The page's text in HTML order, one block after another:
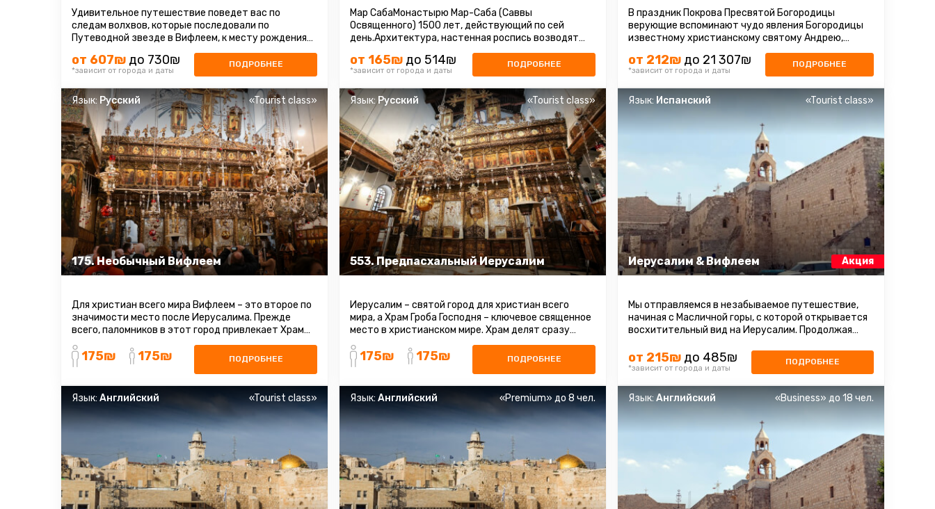
Удивительное путешествие поведет вас по
следам волхвов, которые последовали по
Путеводной звезде в Вифлеем, к месту рождения
Иисуса. Над пещерой, где он пришел на свет ...
от 607₪ до 730₪
*зависит от города и даты
ПОДРОБНЕЕ
Мар СабаМонастырю Мар-Саба (Саввы
Освященного) 1500 лет, действующий по сей
день.Архитектура, настенная роспись возводят
монастырь к редкому произведению
искусства.Сейчас ...
от 165₪ до 514₪
*зависит от города и даты
ПОДРОБНЕЕ
В праздник Покрова Пресвятой Богородицы
верующие вспоминают чудо явления Богородицы
известному христианскому святому Андрею,
Христа ради Юродивому, и его ученику ...
от 212₪ до 21 307₪
*зависит от города и даты
ПОДРОБНЕЕ
175. Необычный Вифлеем
Язык: Русский «Tourist class»
Для христиан всего мира Вифлеем – это второе по
значимости место после Иерусалима. Прежде
всего, паломников в этот город привлекает Храм
Рождества Христова, врата ...
175₪ 175₪ ПОДРОБНЕЕ
553. Предпасхальный Иерусалим
Язык:Русский «Tourist class»
Иерусалим – святой город для христиан всего
мира, а Храм Гроба Господня – ключевое священное
место в христианском мире. Храм делят сразу
шесть течений внутри христианства ...
175₪ 175₪ ПОДРОБНЕЕ
Иерусалим & Вифлеем Акция
Язык: Испанский «Tourist class»
Мы отправляемся в незабываемое путешествие,
начиная с Масличной горы, с которой открывается
восхитительный вид на Иерусалим. Продолжая
от 215₪ до 485₪
*зависит от города и даты
ПОДРОБНЕЕ
Язык:Английский «Tourist class» Язык:Английский «Premium» до 8 чел. Язык:Английский «Business» до 18 чел.